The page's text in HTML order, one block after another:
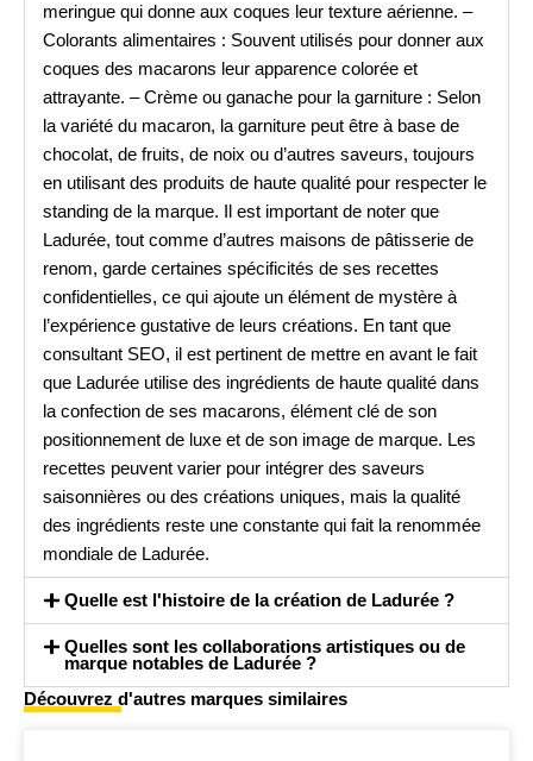
meringue qui donne aux coques leur texture aérienne. –
Colorants alimentaires : Souvent utilisés pour donner aux
coques des macarons leur apparence colorée et
attrayante. – Crème ou ganache pour la garniture : Selon
la variété du macaron, la garniture peut être à base de
chocolat, de fruits, de noix ou d’autres saveurs, toujours
en utilisant des produits de haute qualité pour respecter le
standing de la marque. Il est important de noter que
Ladurée, tout comme d’autres maisons de pâtisserie de
renom, garde certaines spécificités de ses recettes
confidentielles, ce qui ajoute un élément de mystère à
l’expérience gustative de leurs créations. En tant que
consultant SEO, il est pertinent de mettre en avant le fait
que Ladurée utilise des ingrédients de haute qualité dans
la confection de ses macarons, élément clé de son
positionnement de luxe et de son image de marque. Les
recettes peuvent varier pour intégrer des saveurs
saisonnières ou des créations uniques, mais la qualité
des ingrédients reste une constante qui fait la renommée
mondiale de Ladurée.
Quelle est l'histoire de la création de Ladurée ?
Quelles sont les collaborations artistiques ou de
marque notables de Ladurée ?
Découvrez d'autres marques similaires